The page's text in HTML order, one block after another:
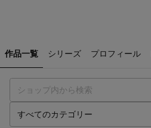
作品一覧 シリーズ プロフィール